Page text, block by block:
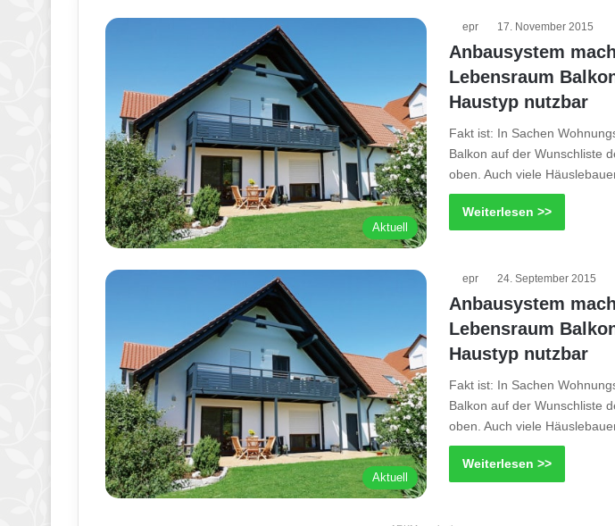
Aktuell
epr 17. November 2015
Anbausystem
Lebensraum
Haustyp nutzbar
Fakt ist: In Sachen
Balkon auf der Wunschliste
oben. Auch viele
Weiterlesen >>
Aktuell
epr 24. September 2015
Anbausystem
Lebensraum
Haustyp nutzbar
Fakt ist: In Sachen
Balkon auf der Wunschliste
oben. Auch viele
Weiterlesen >>